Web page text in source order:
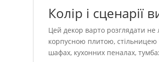
Колір і сценарії
Цей декор варто розглядати не
корпусною плитою,
шафах, кухонних пеналах,